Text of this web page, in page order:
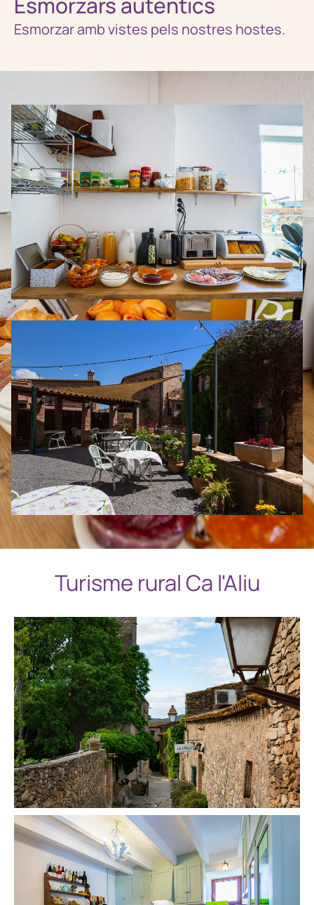
Esmorzar amb vistes pels nostres hostes.
Turisme rural Ca l'Aliu